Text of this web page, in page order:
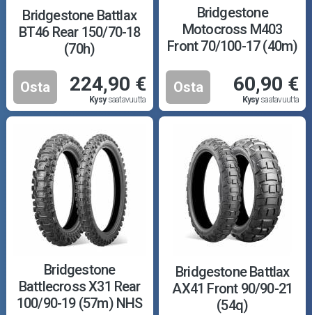
Bridgestone Battlax
BT46 Rear 150/70-18
(70h)
Osta 224,90 €
Kysysaatavuutta
Bridgestone
Motocross M403
Front 70/100-17 (40m)
Osta
60,90 €
Kysysaatavuutta
Bridgestone
Battlecross X31 Rear
100/90-19 (57m) NHS
Bridgestone Battlax
AX41 Front 90/90-21
(54q)